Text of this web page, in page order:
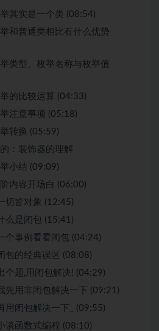
其实是一个类 (08:54)
和普通类相比有什么优势
类型、枚举名称与枚举值
的比较运算 (04:33)
注意事项 (05:18)
转换 (05:59)
：装饰器的理解
小结 (09:09)
内容开场白 (06:00)
切皆对象 (12:45)
么是闭包 (15:41)
个事例看看闭包 (04:24)
包的经典误区 (08:08)
个题,用闭包解决! (04:29)
先用非闭包解决一下 (09:21)
用闭包解决一下_ (09:55)
谈函数式编程 (08:10)